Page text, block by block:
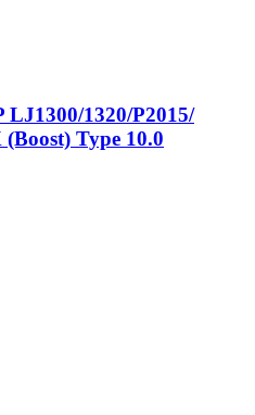
1320/P2015/
Type 10.0